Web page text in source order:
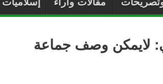
لايمكن وصف جماعة